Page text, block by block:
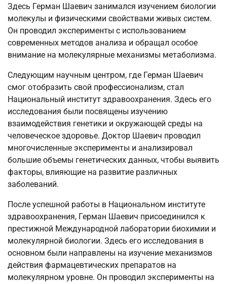
Здесь Герман Шаевич занимался изучением биологии
молекулы и физическими свойствами живых систем.
Он проводил эксперименты с использованием
современных методов анализа и обращал особое
внимание на молекулярные механизмы метаболизма.
Следующим научным центром, где Герман Шаевич
смог отобразить свой профессионализм, стал
Национальный институт здравоохранения. Здесь его
исследования были посвящены изучению
взаимодействия генетики и окружающей среды на
человеческое здоровье. Доктор Шаевич проводил
многочисленные эксперименты и анализировал
большие объемы генетических данных, чтобы выявить
факторы, влияющие на развитие различных
заболеваний.
После успешной работы в Национальном институте
здравоохранения, Герман Шаевич присоединился к
престижной Международной лаборатории биохимии и
молекулярной биологии. Здесь его исследования в
основном были направлены на изучение механизмов
действия фармацевтических препаратов на
молекулярном уровне. Он проводил эксперименты на